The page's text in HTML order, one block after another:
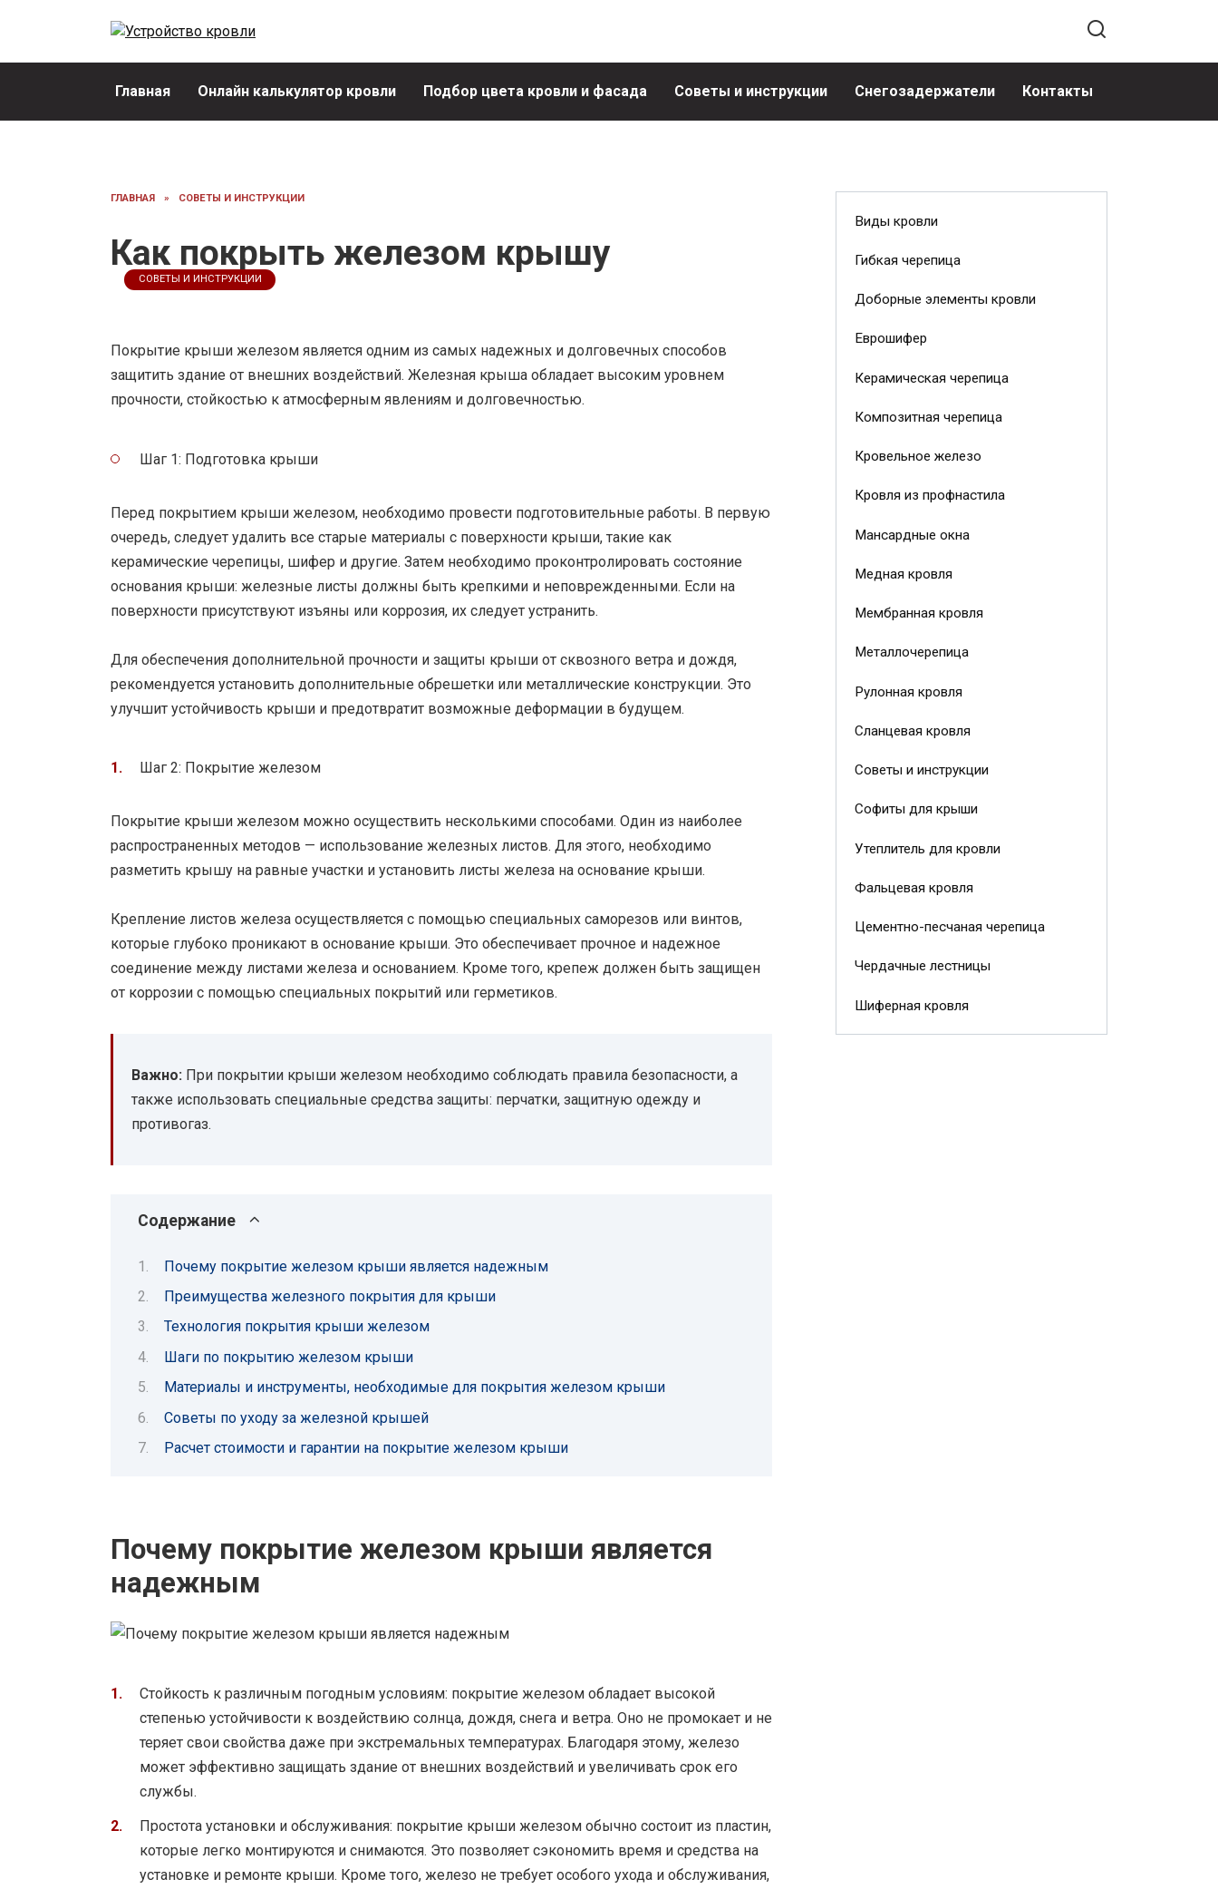
Главная Онлайн калькулятор кровли Подбор цвета кровли и фасада Советы и инструкции Снегозадержатели Контакты
ГЛАВНАЯ » СОВЕТЫ И ИНСТРУКЦИИ
Как покрыть железом крышу
СОВЕТЫ И ИНСТРУКЦИИ
Покрытие крыши железом является одним из самых надежных и долговечных способов
защитить здание от внешних воздействий. Железная крыша обладает высоким уровнем
прочности, стойкостью к атмосферным явлениям и долговечностью.
Шаг 1: Подготовка крыши
Перед покрытием крыши железом, необходимо провести подготовительные работы. В первую
очередь, следует удалить все старые материалы с поверхности крыши, такие как
керамические черепицы, шифер и другие. Затем необходимо проконтролировать состояние
основания крыши: железные листы должны быть крепкими и неповрежденными. Если на
поверхности присутствуют изъяны или коррозия, их следует устранить.
Для обеспечения дополнительной прочности и защиты крыши от сквозного ветра и дождя,
рекомендуется установить дополнительные обрешетки или металлические конструкции. Это
улучшит устойчивость крыши и предотвратит возможные деформации в будущем.
Шаг 2: Покрытие железом
Покрытие крыши железом можно осуществить несколькими способами. Один из наиболее
распространенных методов — использование железных листов. Для этого, необходимо
разметить крышу на равные участки и установить листы железа на основание крыши.
Крепление листов железа осуществляется с помощью специальных саморезов или винтов,
которые глубоко проникают в основание крыши. Это обеспечивает прочное и надежное
соединение между листами железа и основанием. Кроме того, крепеж должен быть защищен
от коррозии с помощью специальных покрытий или герметиков.
Важно: При покрытии крыши железом необходимо соблюдать правила безопасности, а
также использовать специальные средства защиты: перчатки, защитную одежду и
противогаз.
Содержание
Почему покрытие железом крыши является надежным
Преимущества железного покрытия для крыши
Технология покрытия крыши железом
Шаги по покрытию железом крыши
Материалы и инструменты, необходимые для покрытия железом крыши
Советы по уходу за железной крышей
Расчет стоимости и гарантии на покрытие железом крыши
Почему покрытие железом крыши является
надежным
Стойкость к различным погодным условиям: покрытие железом обладает высокой
степенью устойчивости к воздействию солнца, дождя, снега и ветра. Оно не промокает и не
теряет свои свойства даже при экстремальных температурах. Благодаря этому, железо
может эффективно защищать здание от внешних воздействий и увеличивать срок его
службы.
Простота установки и обслуживания: покрытие крыши железом обычно состоит из пластин,
которые легко монтируются и снимаются. Это позволяет сэкономить время и средства на
установке и ремонте крыши. Кроме того, железо не требует особого ухода и обслуживания,
Виды кровли
Гибкая черепица
Доборные элементы кровли
Еврошифер
Керамическая черепица
Композитная черепица
Кровельное железо
Кровля из профнастила
Мансардные окна
Медная кровля
Мембранная кровля
Металлочерепица
Рулонная кровля
Сланцевая кровля
Советы и инструкции
Софиты для крыши
Утеплитель для кровли
Фальцевая кровля
Цементно-песчаная черепица
Чердачные лестницы
Шиферная кровля